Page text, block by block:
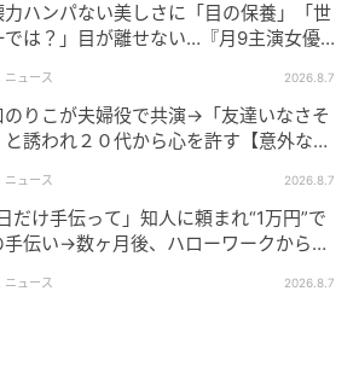
力ハンパない美しさに「目の保養」「世
では？」目が離せない…『月9主演女優
ニュース 2026.8.7
のりこが夫婦役で共演→「友達いなさそ
と誘われ２０代から心を許す【意外な親
ニュース 2026.8.7
日だけ手伝って」知人に頼まれ“1万円”で
手伝い→数ヶ月後、ハローワークから届
ニュース 2026.8.7